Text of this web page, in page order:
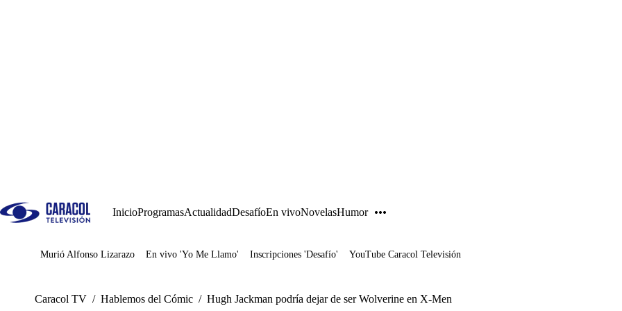
InicioProgramasActualidadDesafíoEn vivoNovelasHumor
Juegos
Murió Alfonso Lizarazo En vivo 'Yo Me Llamo' Inscripciones 'Desafío' YouTube Caracol Televisión
Caracol TV / Hablemos del Cómic / Hugh Jackman podría dejar de ser Wolverine en X-Men